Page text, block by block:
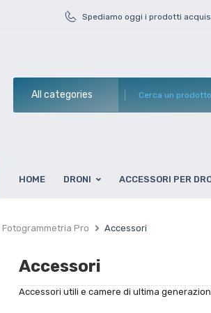
Spediamo oggi i prodotti
HOME DRONI ACCESSORI PER
Fotogrammetria Pro Accessori
Accessori
Accessori utili e camere di ultima